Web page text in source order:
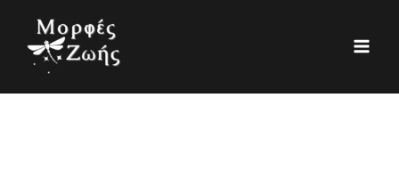
περιεχόμενο
α
η
σ
ο